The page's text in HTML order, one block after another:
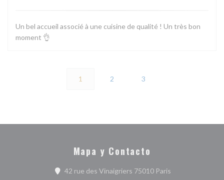
Un bel accueil associé à une cuisine de qualité ! Un très bon
moment 👌
1 2 3
Mapa y Contacto
42 rue des Vinaigriers 75010 Paris